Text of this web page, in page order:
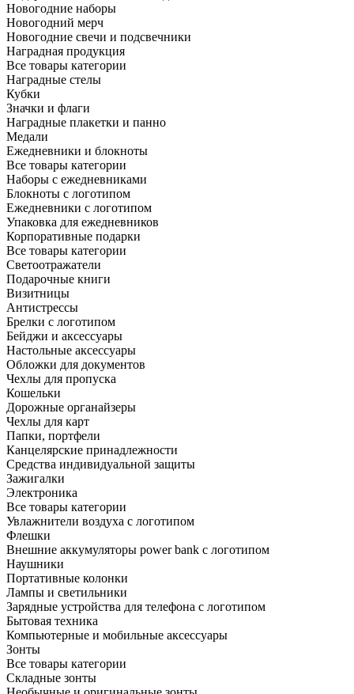
Новогодние наборы
Новогодний мерч
Новогодние свечи и подсвечники
Наградная продукция
Все товары категории
Наградные стелы
Кубки
Значки и флаги
Наградные плакетки и панно
Медали
Ежедневники и блокноты
Все товары категории
Наборы с ежедневниками
Блокноты с логотипом
Ежедневники с логотипом
Упаковка для ежедневников
Корпоративные подарки
Все товары категории
Светоотражатели
Подарочные книги
Визитницы
Антистрессы
Брелки с логотипом
Бейджи и аксессуары
Настольные аксессуары
Обложки для документов
Чехлы для пропуска
Кошельки
Дорожные органайзеры
Чехлы для карт
Папки, портфели
Канцелярские принадлежности
Средства индивидуальной защиты
Зажигалки
Электроника
Все товары категории
Увлажнители воздуха с логотипом
Флешки
Внешние аккумуляторы power bank с логотипом
Наушники
Портативные колонки
Лампы и светильники
Зарядные устройства для телефона с логотипом
Бытовая техника
Компьютерные и мобильные аксессуары
Зонты
Все товары категории
Складные зонты